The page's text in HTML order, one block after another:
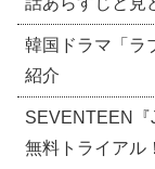
韓国ドラマ「ラ
紹介
SEVENTEEN『
無料トライアル